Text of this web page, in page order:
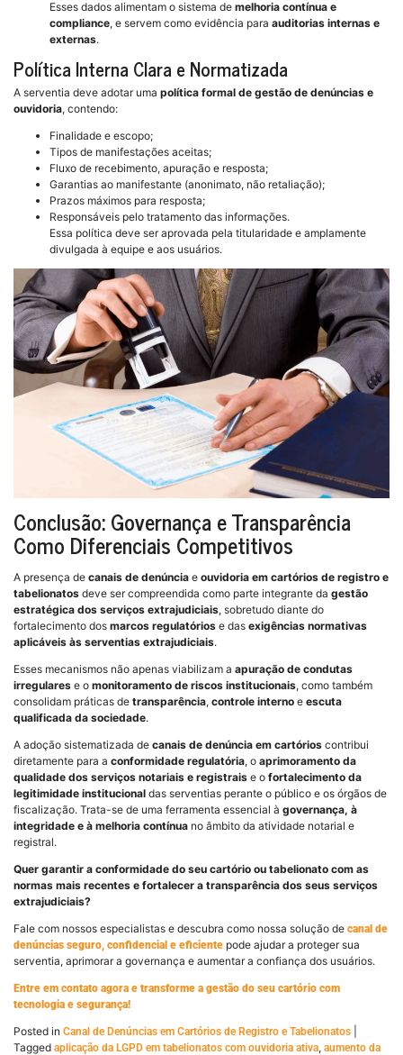
Esses dados alimentam o sistema de melhoria contínua e
compliance, e servem como evidência para auditorias internas e
externas.
Política Interna Clara e Normatizada
A serventia deve adotar uma política formal de gestão de denúncias e
ouvidoria, contendo:
Finalidade e escopo;
Tipos de manifestações aceitas;
Fluxo de recebimento, apuração e resposta;
Garantias ao manifestante (anonimato, não retaliação);
Prazos máximos para resposta;
Responsáveis pelo tratamento das informações.
Essa política deve ser aprovada pela titularidade e amplamente
divulgada à equipe e aos usuários.
Conclusão: Governança e Transparência
Como Diferenciais Competitivos
A presença de canais de denúncia e ouvidoria em cartórios de registro e
tabelionatos deve ser compreendida como parte integrante da gestão
estratégica dos serviços extrajudiciais, sobretudo diante do
fortalecimento dos marcos regulatórios e das exigências normativas
aplicáveis às serventias extrajudiciais.
Esses mecanismos não apenas viabilizam a apuração de condutas
irregulares e o monitoramento de riscos institucionais, como também
consolidam práticas de transparência, controle interno e escuta
qualificada da sociedade.
A adoção sistematizada de canais de denúncia em cartórios contribui
diretamente para a conformidade regulatória, o aprimoramento da
qualidade dos serviços notariais e registrais e o fortalecimento da
legitimidade institucional das serventias perante o público e os órgãos de
fiscalização. Trata-se de uma ferramenta essencial à governança, à
integridade e à melhoria contínua no âmbito da atividade notarial e
registral.
Quer garantir a conformidade do seu cartório ou tabelionato com as
normas mais recentes e fortalecer a transparência dos seus serviços
extrajudiciais?
Fale com nossos especialistas e descubra como nossa solução de canal de
denúncias seguro, confidencial e eficiente pode ajudar a proteger sua
serventia, aprimorar a governança e aumentar a confiança dos usuários.
Entre em contato agora e transforme a gestão do seu cartório com
tecnologia e segurança!
Posted in Canal de Denúncias em Cartórios de Registro e Tabelionatos
Tagged aplicação da LGPD em tabelionatos com ouvidoria ativa, aumento da